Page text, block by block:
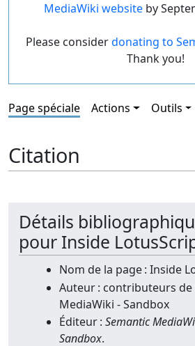
MediaWiki websiteby
Please considerdonating to
Thank you!
Page spéciale Actions Outils
Citation
Détails
pour Inside
Nom de la page : Inside
Auteur : contributeurs de
MediaWiki - Sandbox
Éditeur : Semantic
Sandbox.